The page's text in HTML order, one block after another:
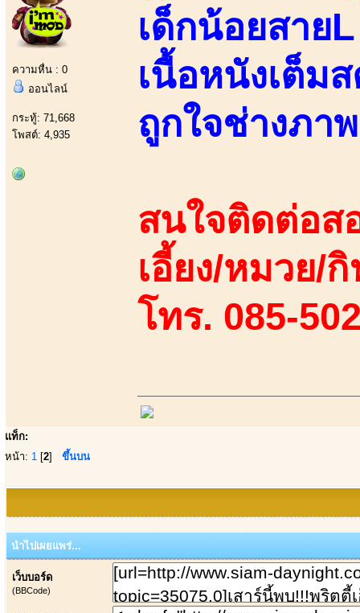
ความหื่น : 0
ออนไลน์
กระทู้: 71,668
โพสต์: 4,935
เด็กน้อยสาย
เนื้อหนังเต็ม
ถูกใจช่างภาพ
สนใจติดต่อส
เอี้ยง/หมวย/
โทร. 085-
แท็ก:
หน้า: 1 [2] ขึ้นบน
นำไปเผยแพร่...
เว็บบอร์ด
(BBCode)